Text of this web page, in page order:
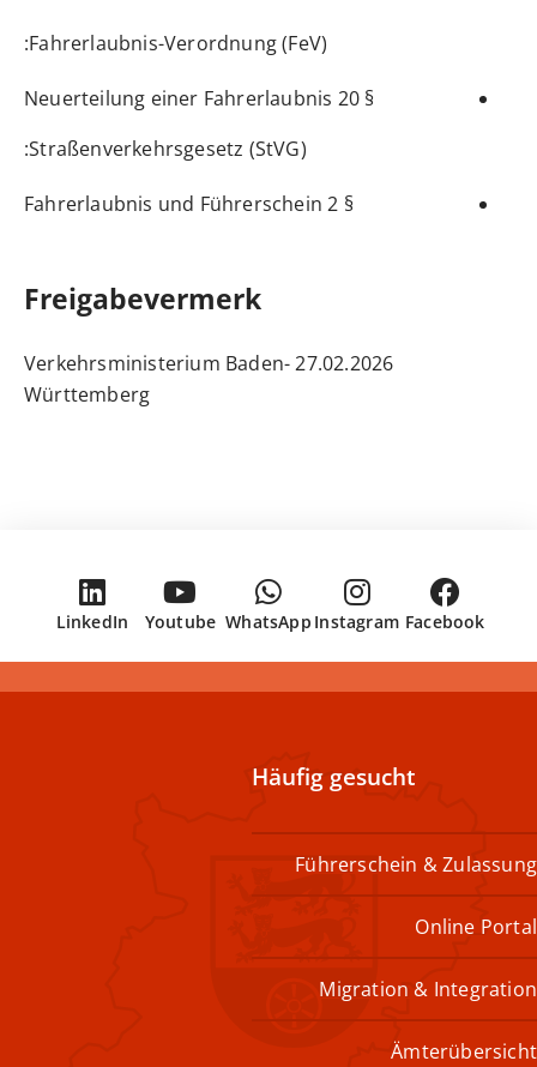
Fahrerlaubnis-Verordnung (FeV)
:
§ 20 Neuerteilung einer Fahrerlaubnis
Straßenverkehrsgesetz (StVG)
:
§ 2 Fahrerlaubnis und Führerschein
Freigabevermerk
27.02.2026
Verkehrsministerium Baden-
Württemberg
Facebook
Instagram
WhatsApp
Youtube
LinkedIn
Häufig gesucht
Führerschein & Zulassung
Online Portal
Migration & Integration
Ämterübersicht